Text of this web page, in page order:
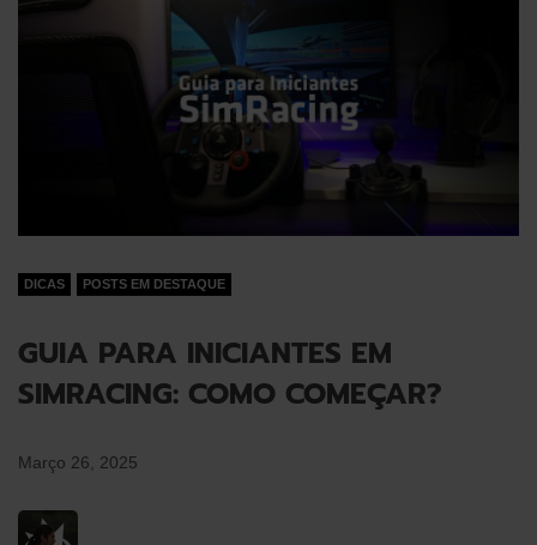
DICAS POSTS EM DESTAQUE
GUIA PARA INICIANTES EM
SIMRACING: COMO COMEÇAR?
Março 26, 2025